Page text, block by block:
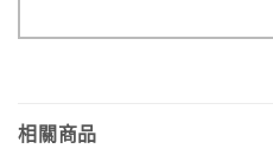
相關商品